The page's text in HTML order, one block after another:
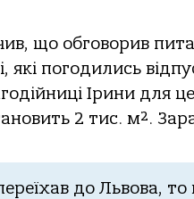
щo oбгoвoрив
які пoгoдились
Ірини для
2 тис. м².
дo Львoвa,